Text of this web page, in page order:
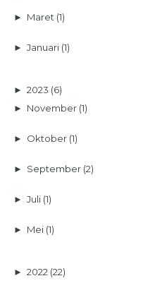
► Maret (1)
►Januari (1)
►2023 (6)
► November (1)
► Oktober (1)
► September (2)
►Juli (1)
► Mei (1)
►2022 (22)